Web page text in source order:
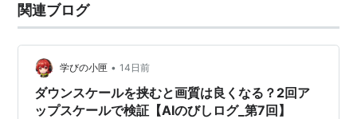
関連ブログ
学びの小匣 • 14日前
ダウンスケールを挟むと画質は良くなる？2回ア
ップスケールで検証【AIのびしログ_第7回】